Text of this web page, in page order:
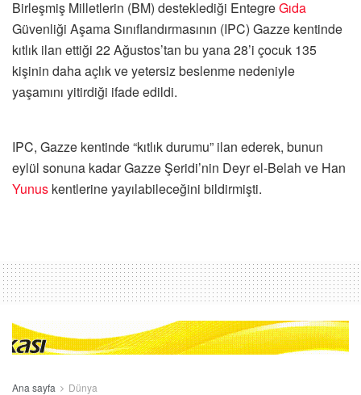
Birleşmiş Milletlerin (BM) desteklediği EntegreGıda
Güvenliği Aşama Sınıflandırmasının (IPC) Gazze kentinde
kıtlık ilan ettiği 22 Ağustos’tan bu yana 28’i çocuk 135
kişinin daha açlık ve yetersiz beslenme nedeniyle
yaşamını yitirdiği ifade edildi.
IPC, Gazze kentinde “kıtlık durumu” ilan ederek, bunun
eylül sonuna kadar Gazze Şeridi’nin Deyr el-Belah ve Han
Yunus kentlerine yayılabileceğini bildirmişti.
Ana sayfa Dünya